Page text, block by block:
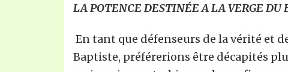
LA POTENCE DESTINÉE A LA VERGE DU
En tant que défenseurs de la vérité et
Baptiste, préférerions être décapités